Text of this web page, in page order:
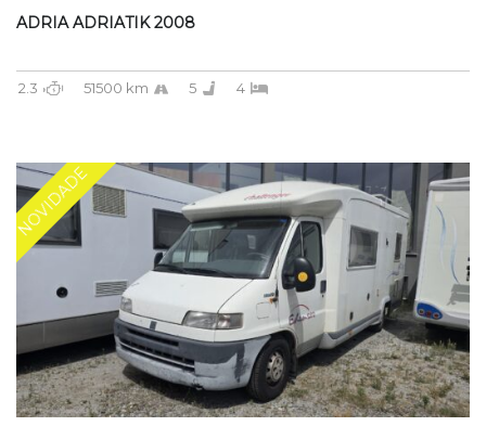
ADRIA ADRIATIK 2008
2.3 51500 km 5 4
NOVIDADE